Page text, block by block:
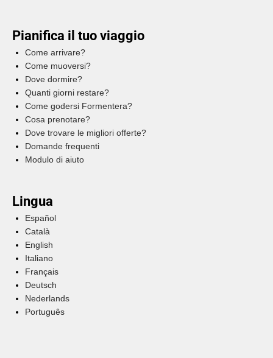
Pianifica il tuo viaggio
Come arrivare?
Come muoversi?
Dove dormire?
Quanti giorni restare?
Come godersi Formentera?
Cosa prenotare?
Dove trovare le migliori offerte?
Domande frequenti
Modulo di aiuto
Lingua
Español
Català
English
Italiano
Français
Deutsch
Nederlands
Português